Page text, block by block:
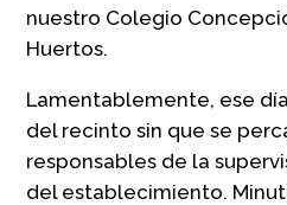
nuestro Colegio
Huertos.
Lamentablemente, ese
del recinto sin que se
responsables de la
del establecimiento.